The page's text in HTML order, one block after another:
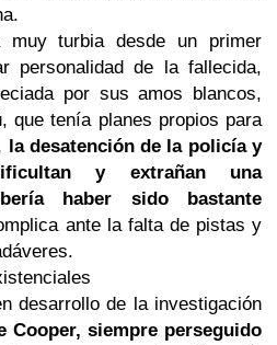
muy turbia desde un primer
personalidad de la fallecida,
por sus amos blancos,
que tenía planes propios para
la desatención de la policía y
y extrañan una
haber sido bastante
ante la falta de pistas y
desarrollo de la investigación
Cooper, siempre perseguido